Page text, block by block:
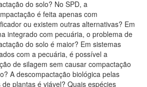
do solo? No SPD, a
é feita apenas com
ou existem outras alternativas? Em
integrado com pecuária, o problema de
do solo é maior? Em sistemas
com a pecuária, é possível a
de silagem sem causar compactação
A descompactação biológica pelas
de plantas é viável? Quais espécies